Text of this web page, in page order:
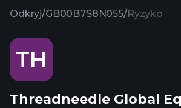
Odkryj/GB00B7S8N055/Ryzyko
TH
Threadneedle Global